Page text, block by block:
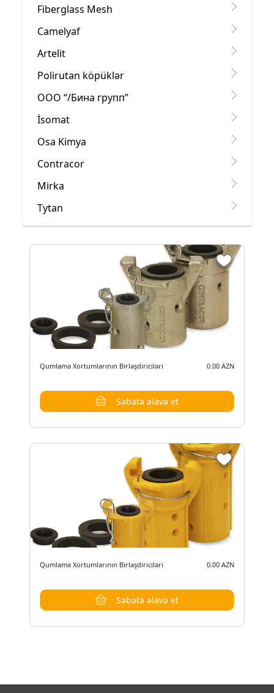
Fiberglass Mesh
Camelyaf
Artelit
Polirutan köpüklər
OOO “/Бина групп”
İsomat
Osa Kimya
Contracor
Mirka
Tytan
Qumlama Xortumlarının Birləşdiriciləri 0.00 AZN
Səbətə əlavə et
Qumlama Xortumlarının Birləşdiriciləri 0.00 AZN
Səbətə əlavə et